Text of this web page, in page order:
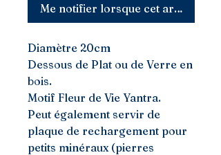
Me notifier lorsque cet article est
Diamètre 20cm
Dessous de Plat ou de Verre en
bois.
Motif Fleur de Vie Yantra.
Peut également servir de
plaque de rechargement pour
petits minéraux (pierres